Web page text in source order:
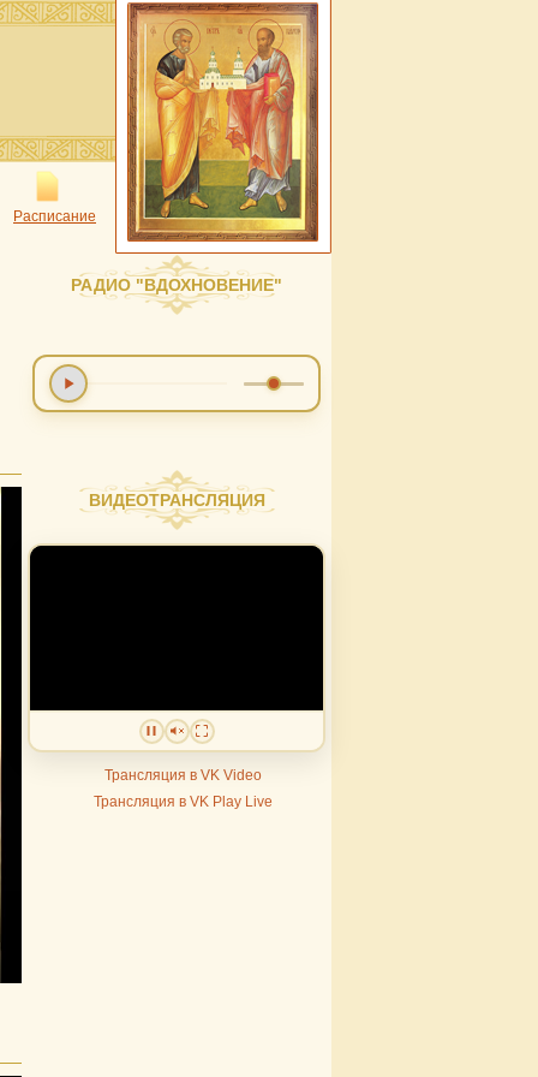
Расписание
РАДИО "ВДОХНОВЕНИЕ"
ВИДЕОТРАНСЛЯЦИЯ
Трансляция в VK Video
Трансляция в VK Play Live